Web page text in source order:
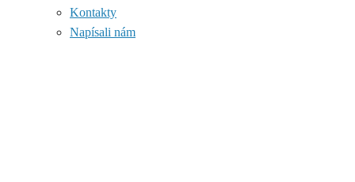
Kontakty
Napísali nám